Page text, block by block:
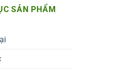
SẢN PHẨM